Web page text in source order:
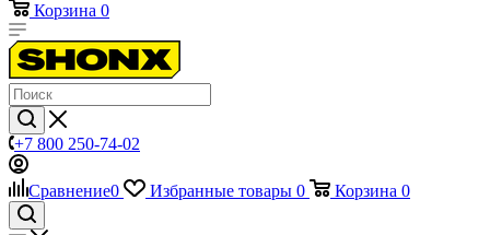
Корзина 0
+7 800 250-74-02
Сравнение0 Избранные товары 0 Корзина 0